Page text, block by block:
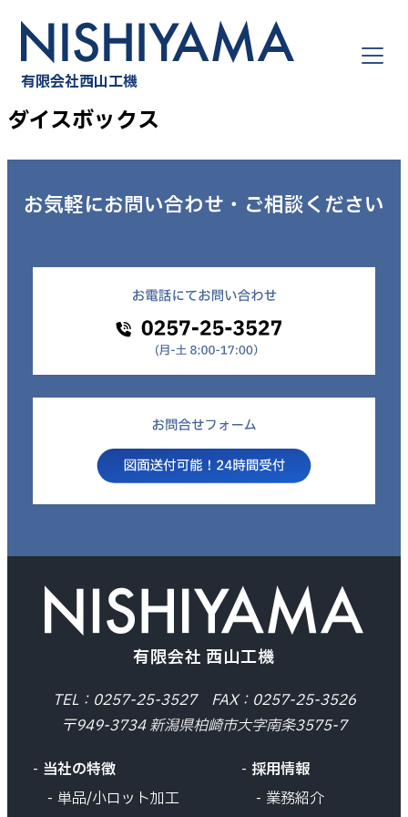
Skip
content
有限会社西山工機
ダイスボックス
お気軽にお問い合わせ・ ご相談ください
有限会社 西山工機
TEL：0257-25-3527 FAX：0257-25-3526
〒949-3734 新潟県柏崎市大字南条3575-7
当社の特徴
単品/小ロット加工
採用情報
業務紹介